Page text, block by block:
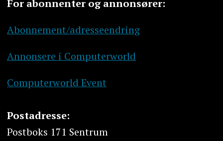
For abonnenter og annonsører:
Abonnement/adresseendring
Annonsere i Computerworld
Computerworld Event
Postadresse:
Postboks 171 Sentrum